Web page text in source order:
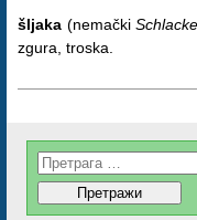
šljaka (nemački
zgura, troska.